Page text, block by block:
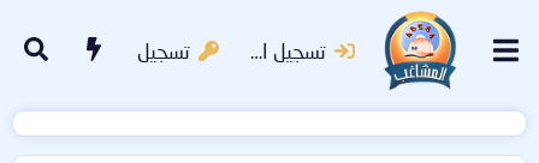
تسجيل الدخول تسجيل